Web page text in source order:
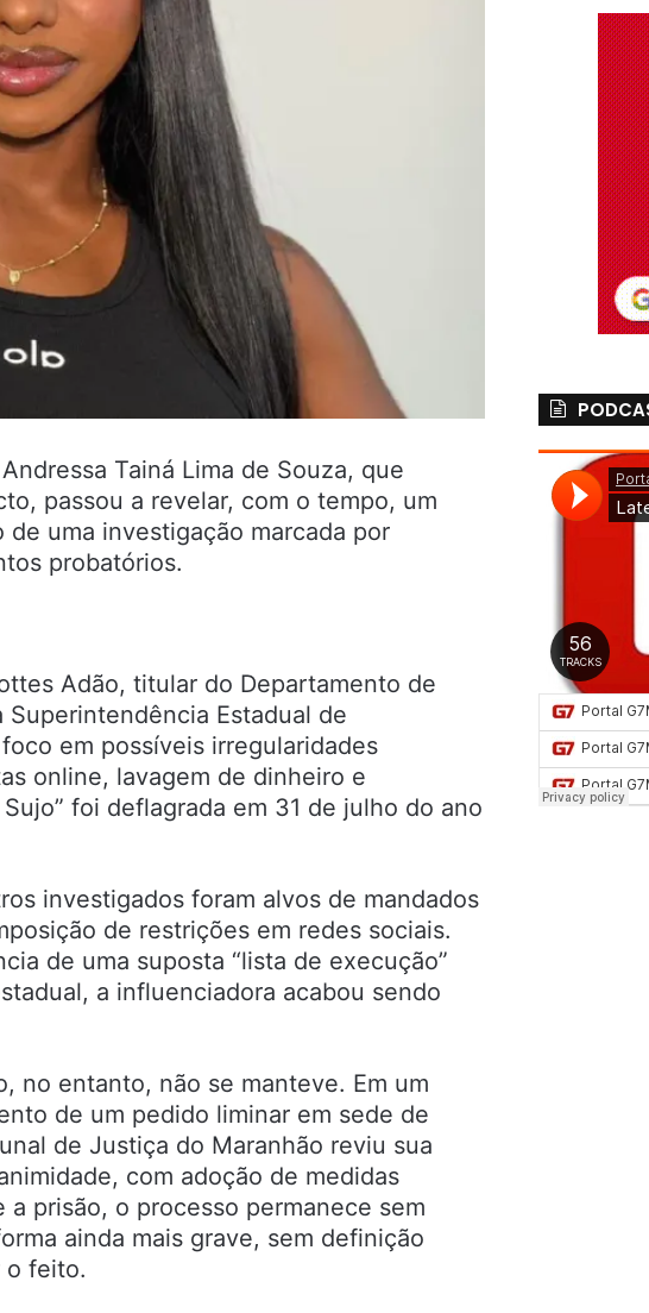
Tainá Lima de Souza, que
passou a revelar, com o tempo, um
uma investigação marcada por
probatórios.
Adão, titular do Departamento de
Estadual de
em possíveis irregularidades
online, lavagem de dinheiro e
foi deflagrada em 31 de julho do ano
investigados foram alvos de mandados
de restrições em redes sociais.
de uma suposta “lista de execução”
a influenciadora acabou sendo
no entanto, não se manteve. Em um
de um pedido liminar em sede de
de Justiça do Maranhão reviu sua
com adoção de medidas
prisão, o processo permanece sem
ainda mais grave, sem definição
o feito.